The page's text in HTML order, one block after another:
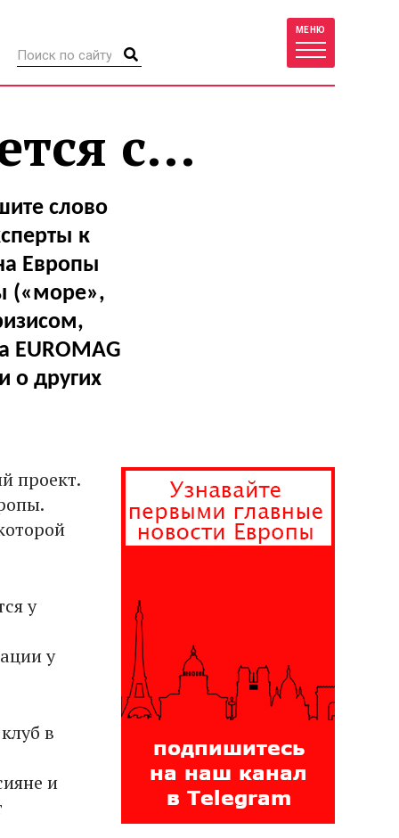
МЕНЮ
с...
слово
к
Европы
(«море»,
EUROMAG
о других
проект.
у
у
в
и